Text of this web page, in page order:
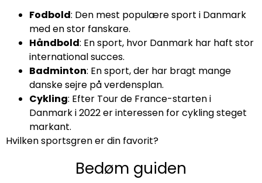
Fodbold: Den mest populære sport i Danmark
med en stor fanskare.
Håndbold: En sport, hvor Danmark har haft stor
international succes.
Badminton: En sport, der har bragt mange
danske sejre på verdensplan.
Cykling: Efter Tour de France-starten i
Danmark i 2022 er interessen for cykling steget
markant.
Hvilken sportsgren er din favorit?
Bedøm guiden